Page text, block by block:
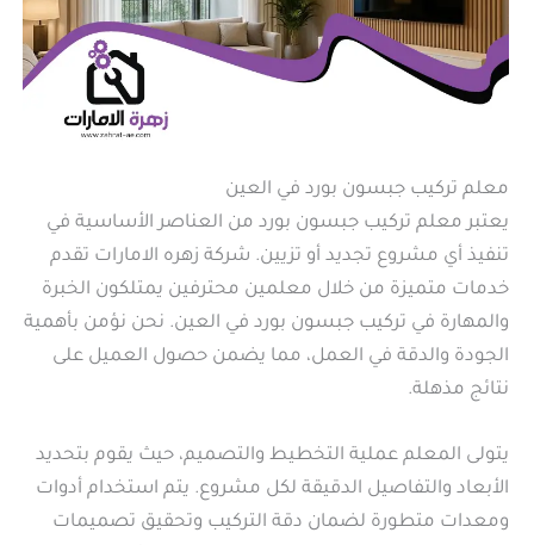
معلم تركيب جبسون بورد في العين
يعتبر معلم تركيب جبسون بورد من العناصر الأساسية في
تنفيذ أي مشروع تجديد أو تزيين. شركة زهره الامارات تقدم
خدمات متميزة من خلال معلمين محترفين يمتلكون الخبرة
والمهارة في تركيب جبسون بورد في العين. نحن نؤمن بأهمية
الجودة والدقة في العمل، مما يضمن حصول العميل على
نتائج مذهلة.
يتولى المعلم عملية التخطيط والتصميم، حيث يقوم بتحديد
الأبعاد والتفاصيل الدقيقة لكل مشروع. يتم استخدام أدوات
ومعدات متطورة لضمان دقة التركيب وتحقيق تصميمات